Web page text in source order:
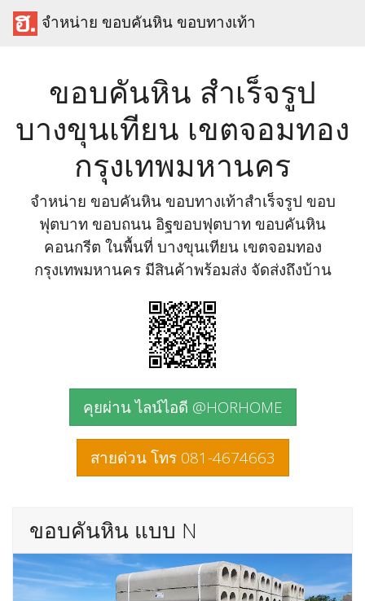
จำหน่าย ขอบคันหิน ขอบทางเท้า
ขอบคันหิน สำเร็จรูป
บางขุนเทียน เขตจอมทอง
กรุงเทพมหานคร
จำหน่าย ขอบคันหิน ขอบทางเท้าสำเร็จรูป ขอบ
ฟุตบาท ขอบถนน อิฐขอบฟุตบาท ขอบคันหิน
คอนกรีต ในพื้นที่ บางขุนเทียน เขตจอมทอง
กรุงเทพมหานคร มีสินค้าพร้อมส่ง จัดส่งถึงบ้าน
คุยผ่าน ไลน์ไอดี @HORHOME
สายด่วน โทร 081-4674663
ขอบคันหิน แบบ N